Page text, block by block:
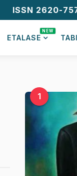
ISSN 2620-
ETALASE
NEW
1